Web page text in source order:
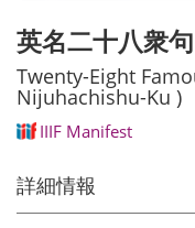
英名二十八衆
Twenty-Eight
Nijuhachishu-Ku )
IIIF Manifest
詳細情報